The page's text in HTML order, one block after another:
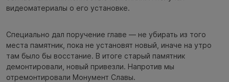
видеоматериалы о его установке.
Специально дал поручение главе — не убирать из того
места памятник, пока не установят новый, иначе на утро
там было бы восстание. В итоге старый памятник
демонтировали, новый привезли. Напротив мы
отремонтировали Монумент Славы.